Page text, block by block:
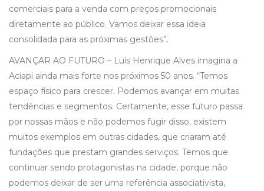
comerciais para a venda com preços promocionais
diretamente ao público. Vamos deixar essa ideia
consolidada para as próximas gestões”.
AVANÇAR AO FUTURO – Luís Henrique Alves imagina a
Aciapi ainda mais forte nos próximos 50 anos. “Temos
espaço físico para crescer. Podemos avançar em muitas
tendências e segmentos. Certamente, esse futuro passa
por nossas mãos e não podemos fugir disso, existem
muitos exemplos em outras cidades, que criaram até
fundações que prestam grandes serviços. Temos que
continuar sendo protagonistas na cidade, porque não
podemos deixar de ser uma referência associativista,